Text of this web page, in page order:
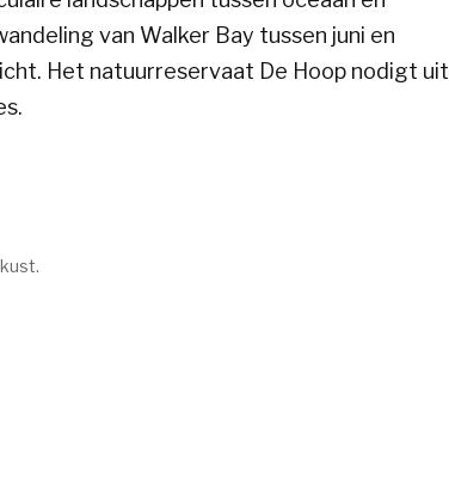
van Walker Bay tussen juni en
Het natuurreservaat De Hoop nodigt uit